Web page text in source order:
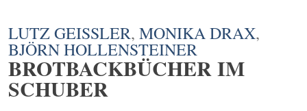
LUTZ GEISSLER , MONIKA DRAX,
BJÖRN HOLLENSTEINER
BROTBACKBÜCHER IM
SCHUBER